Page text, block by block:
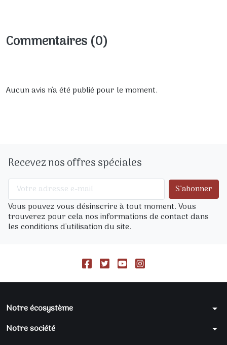
Commentaires (0)
Aucun avis n'a été publié pour le moment.
Recevez nos offres spéciales
Vous pouvez vous désinscrire à tout moment. Vous
trouverez pour cela nos informations de contact dans
les conditions d'utilisation du site.
Notre écosystème arrow_drop_down
Notre société arrow_drop_down